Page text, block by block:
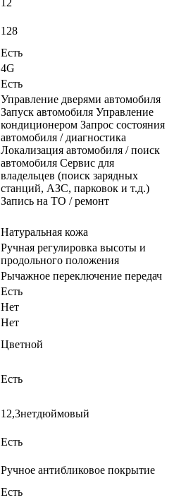
128
Есть
4G
Есть
Управление дверями автомобиля
Запуск автомобиля Управление
кондиционером Запрос состояния
автомобиля / диагностика
Локализация автомобиля / поиск
автомобиля Сервис для
владельцев (поиск зарядных
станций, АЗС, парковок и т.д.)
Запись на ТО / ремонт
Натуральная кожа
Ручная регулировка высоты и
продольного положения
Рычажное переключение передач
Есть
Нет
Нет
Цветной
Есть
12,3нетдюймовый
Есть
Ручное антибликовое покрытие
Есть